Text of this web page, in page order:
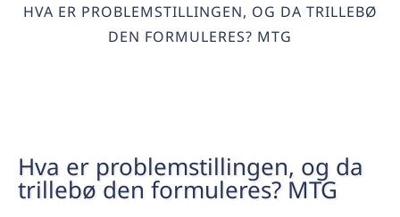
HVA ER PROBLEMSTILLINGEN, OG DA TRILLEBØ
DEN FORMULERES? MTG
Hva er problemstillingen, og da
trillebø den formuleres? MTG